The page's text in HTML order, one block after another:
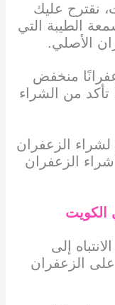
نقترح عليك
الطيبة التي
الأصلي.
منخفض
تأكد من الشراء
الزعفران
شراء الزعفران
الكويت
إلى
على الزعفران